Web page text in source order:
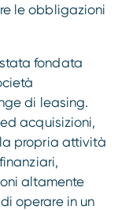
le obbligazioni
fondata
di leasing.
acquisizioni,
propria attività
altamente
operare in un